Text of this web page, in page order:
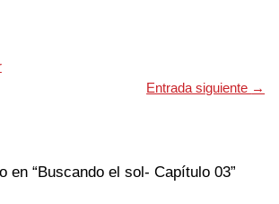
Entrada siguiente →
en “Buscando el sol- Capítulo 03”